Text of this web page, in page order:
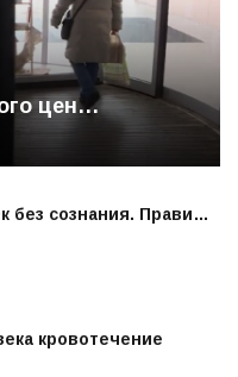
цен…
без сознания. Прави…
кровотечение